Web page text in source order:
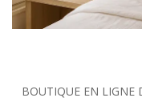
BOUTIQUE EN LIGNE